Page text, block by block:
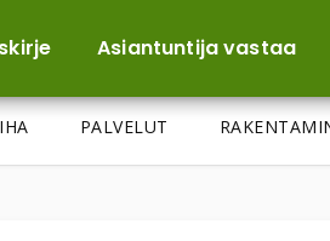
Asiantuntija vastaa
PALVELUT